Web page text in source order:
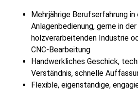
Mehrjährige Berufserfahrung in
Anlagenbedienung, gerne in der
holzverarbeitenden Industrie
CNC-Bearbeitung
Handwerkliches Geschick,
Verständnis, schnelle
Flexible, eigenständige,